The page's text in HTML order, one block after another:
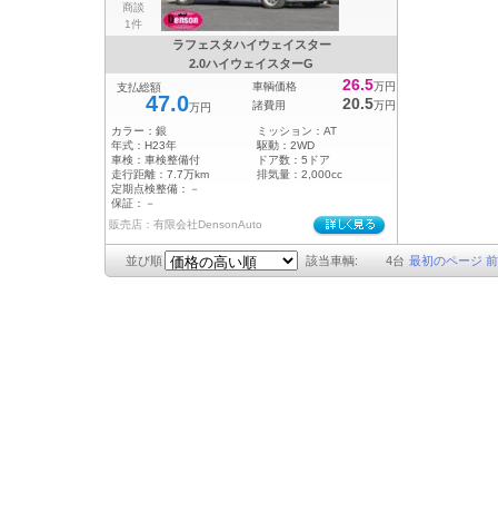
商談
1件
ラフェスタハイウェイスター
2.0ハイウェイスターG
支払総額
47.0万円
車輌価格 26.5万円
諸費用
20.5万円
カラー： 銀 ミッション： AT
年式： H23年 駆動： 2WD
車検： 車検整備付 ドア数： 5ドア
走行距離： 7.7万km 排気量： 2,000cc
定期点検整備：
－
保証：
－
販売店：有限会社DensonAuto
並び順 該当車輌: 4台 最初のページ